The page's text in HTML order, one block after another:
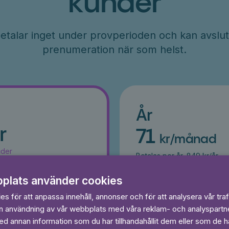
inget under provperioden och kan
prenumeration när som helst.
dagar gratis
År
71 kr/månad
Betalas per år, 849 kr/år
Prova 7
använder cookies
för att anpassa innehåll, annonser och för att analysera vår
användning av vår webbplats med våra reklam- och
annan information som du har tillhandahållit dem eller som de